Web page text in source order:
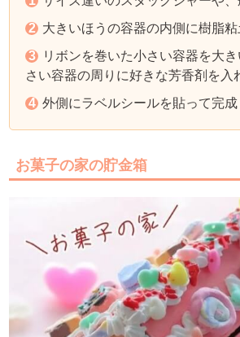
大きいほうの容器の内側に樹脂
リボンを巻いた小さい容器を大
さい容器の周りに好きな芳香剤を入
外側にラベルシールを貼って完成
お菓子の家の貯金箱